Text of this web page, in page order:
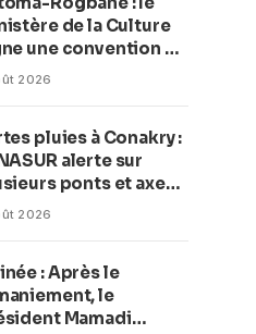
de la Culture
une convention de
de dollars
2026
pluies à Conakry :
alerte sur
ponts et axes
2026
: Après le
le
Mamadi